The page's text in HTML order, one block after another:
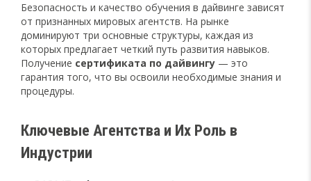
Безопасность и качество обучения в дайвинге зависят
от признанных мировых агентств. На рынке
доминируют три основные структуры, каждая из
которых предлагает четкий путь развития навыков.
Получение сертификата по дайвингу — это
гарантия того, что вы освоили необходимые знания и
процедуры.
Ключевые Агентства и Их Роль в
Индустрии